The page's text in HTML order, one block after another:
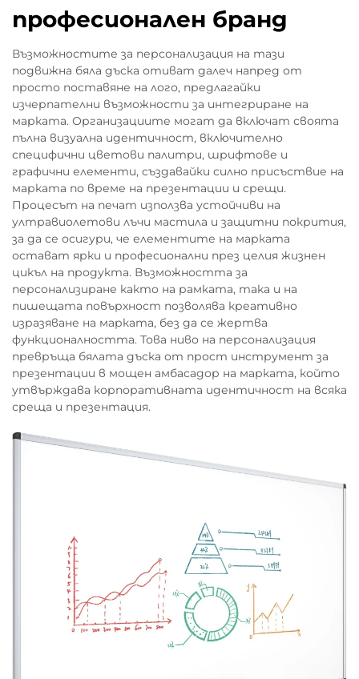
професионален бранд
Възможностите за персонализация на тази
подвижна бяла дъска отиват далеч напред от
просто поставяне на лого, предлагайки
изчерпателни възможности за интегриране на
марката. Организациите могат да включат своята
пълна визуална идентичност, включително
специфични цветови палитри, шрифтове и
графични елементи, създавайки силно присъствие на
марката по време на презентации и срещи.
Процесът на печат използва устойчиви на
ултравиолетови лъчи мастила и защитни покрития,
за да се осигури, че елементите на марката
остават ярки и професионални през целия жизнен
цикъл на продукта. Възможността за
персонализиране както на рамката, така и на
пишещата повърхност позволява креативно
изразяване на марката, без да се жертва
функционалността. Това ниво на персонализация
превръща бялата дъска от прост инструмент за
презентации в мощен амбасадор на марката, който
утвърждава корпоративната идентичност на всяка
среща и презентация.